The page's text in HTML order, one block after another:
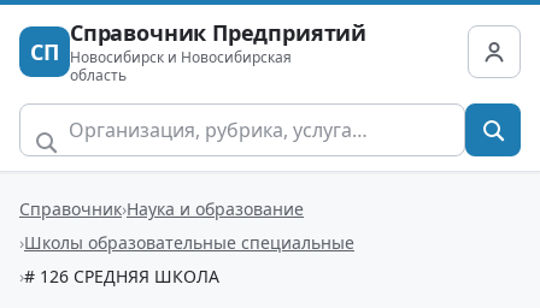
СП
Справочник Предприятий
Новосибирск и Новосибирская
область
Справочник Наука и образование
Школы образовательные специальные
# 126 СРЕДНЯЯ ШКОЛА